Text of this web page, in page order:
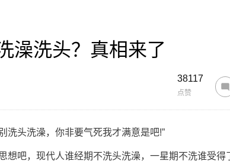
澡洗头？真相来了
38117
点赞
头洗澡，你非要气死我才满意是吧!”
吧，现代人谁经期不洗头洗澡，一星期不洗谁受得